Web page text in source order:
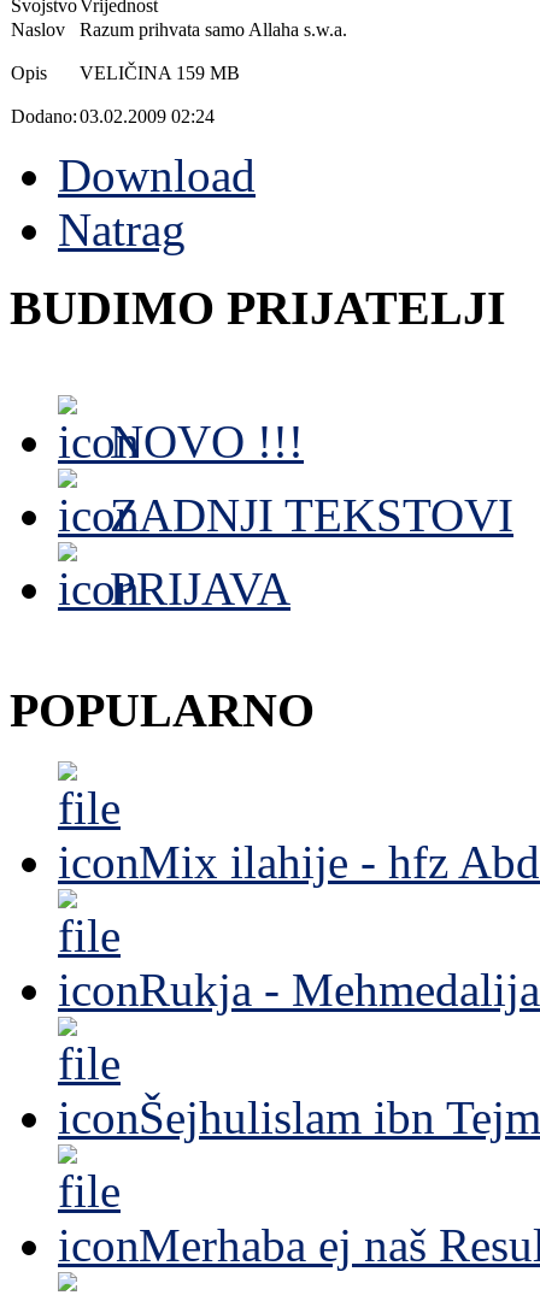
SvojstvoVrijednost
Naslov
Razum prihvata samo Allaha s.w.a.
Opis VELIČINA 159 MB
Dodano:03.02.2009 02:24
Download
Natrag
BUDIMO PRIJATELJI
NOVO !!!
ZADNJI TEKSTOVI
PRIJAVA
POPULARNO
Mix ilahije - hfz
Rukja -
Šejhulislam ibn
Merhaba ej naš